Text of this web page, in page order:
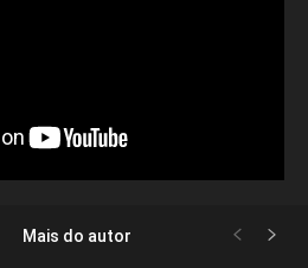
Mais do autor